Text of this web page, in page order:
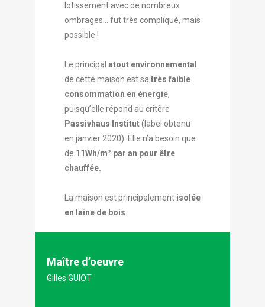
lotissement avec de nombreux
ombrages… fut très compliqué, mais
possible !
Le principal atout environnemental
de cette maison est sa très faible
consommation en énergie,
puisqu’elle répond au critère
Passivhaus Institut(label obtenu
en janvier 2020). Elle n’a besoin que
de 11Wh/m² par an pour être
chauffée.
La maison est principalement isolée
en laine de bois
Maître d’oeuvre
Gilles GUIOT